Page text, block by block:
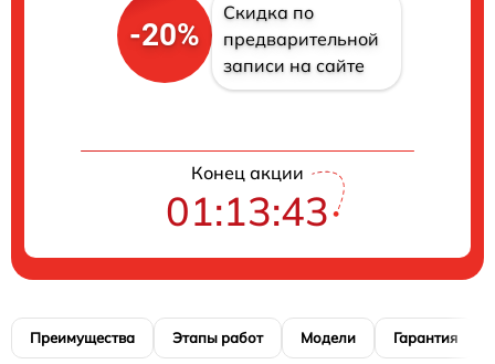
-20%
Скидка по
предварительной
записи на сайте
Конец акции
01:13:42
Преимущества Этапы работ Модели Гарантия